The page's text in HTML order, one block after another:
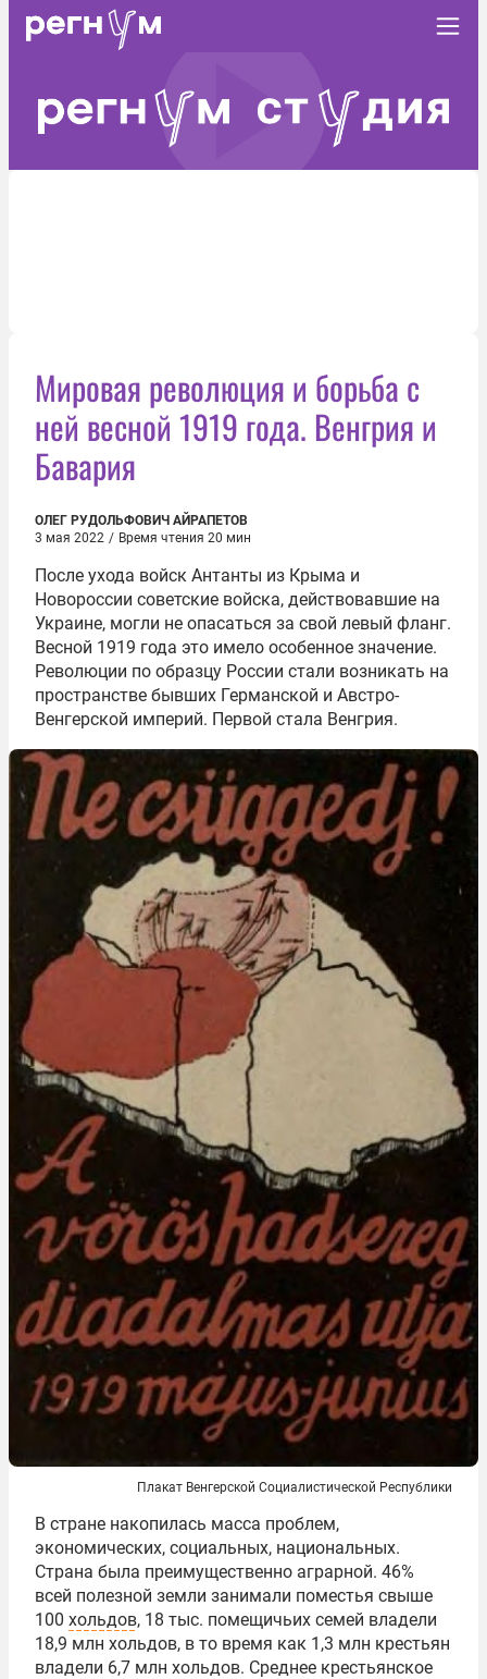
Мировая революция и борьба с
ней весной 1919 года. Венгрия и
Бавария
ОЛЕГ РУДОЛЬФОВИЧ АЙРАПЕТОВ
3 мая 2022 / Время чтения 20 мин
После ухода войск Антанты из Крыма и
Новороссии советские войска, действовавшие на
Украине, могли не опасаться за свой левый фланг.
Весной 1919 года это имело особенное значение.
Революции по образцу России стали возникать на
пространстве бывших Германской и Австро-
Венгерской империй. Первой стала Венгрия.
Плакат Венгерской Социалистической Республики
В стране накопилась масса проблем,
экономических, социальных, национальных.
Страна была преимущественно аграрной. 46%
всей полезной земли занимали поместья свыше
100 хольдов, 18 тыс. помещичьих семей владели
18,9 млн хольдов, в то время как 1,3 млн крестьян
владели 6,7 млн хольдов. Среднее крестьянское